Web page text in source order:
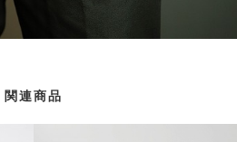
関連商品